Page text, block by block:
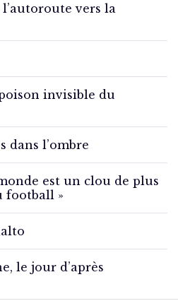
vers la
invisible du
dans l’ombre
est un clou de plus
football »
le jour d’après